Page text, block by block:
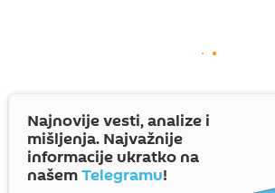
Najnovije vesti, analize i
mišljenja. Najvažnije
informacije ukratko na
našemTelegramu!